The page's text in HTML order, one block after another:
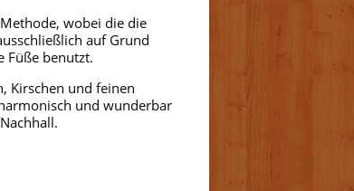
wobei die die
auf Grund
Füße benutzt.
Kirschen und feinen
und wunderbar